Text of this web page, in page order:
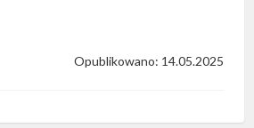
Opublikowano: 14.05.2025